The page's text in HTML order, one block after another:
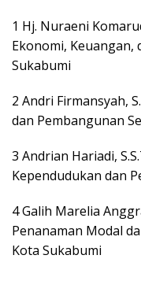
1 Hj. Nuraeni
Ekonomi, Keuangan,
Sukabumi
2 Andri Firmansyah,
dan Pembangunan
3 Andrian Hariadi,
Kependudukan dan
4 Galih Marelia
Penanaman Modal
Kota Sukabumi